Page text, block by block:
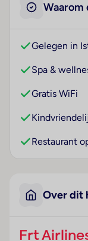
Waarom
Gelegen in
Spa &
Gratis WiFi
Restaurant
Over dit
Frt